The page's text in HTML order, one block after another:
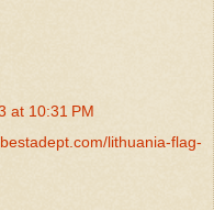
at 10:31 PM
lithuania-flag-